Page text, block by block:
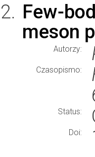
Few-
meson
Autorzy:
Czasopismo:
Status:
Doi: